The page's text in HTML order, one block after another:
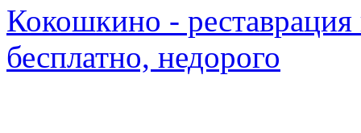
Кокошкино - реставрация
бесплатно, недорого